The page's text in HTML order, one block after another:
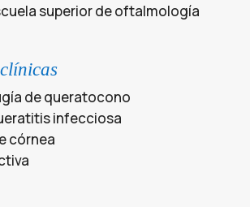
superior de oftalmología
de queratocono
infecciosa
córnea